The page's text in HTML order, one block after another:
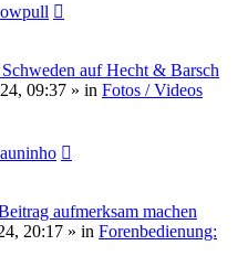
auf Hecht & Barsch
09:37 » in Fotos / Videos
aufmerksam machen
20:17 » in Forenbedienung: